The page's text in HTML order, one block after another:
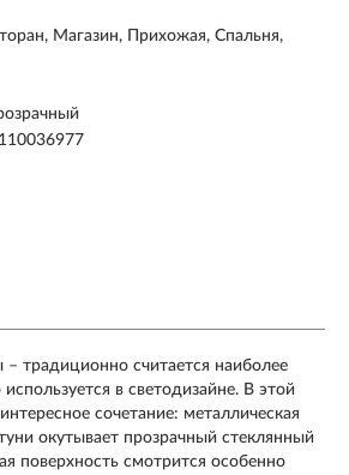
Магазин, Прихожая, Спальня,
традиционно считается наиболее
в светодизайне. В этой
сочетание: металлическая
окутывает прозрачный стеклянный
поверхность смотрится особенно